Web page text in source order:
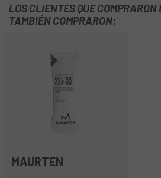
LOS CLIENTES QUE COMPRARON
TAMBIÉN COMPRARON:
MAURTEN